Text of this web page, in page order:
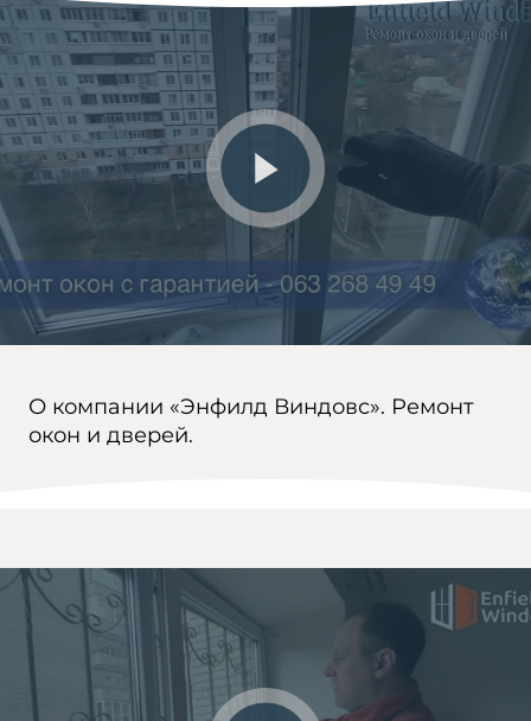
О компании «Энфилд Виндовс». Ремонт
окон и дверей.